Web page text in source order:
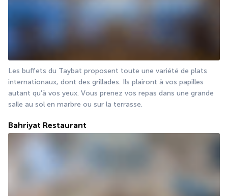
Les buffets du Taybat proposent toute une variété de plats
internationaux, dont des grillades. Ils plairont à vos papilles
autant qu'à vos yeux. Vous prenez vos repas dans une grande
salle au sol en marbre ou sur la terrasse.
Bahriyat Restaurant